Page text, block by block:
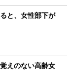
と、女性部下が
えのない高齢女